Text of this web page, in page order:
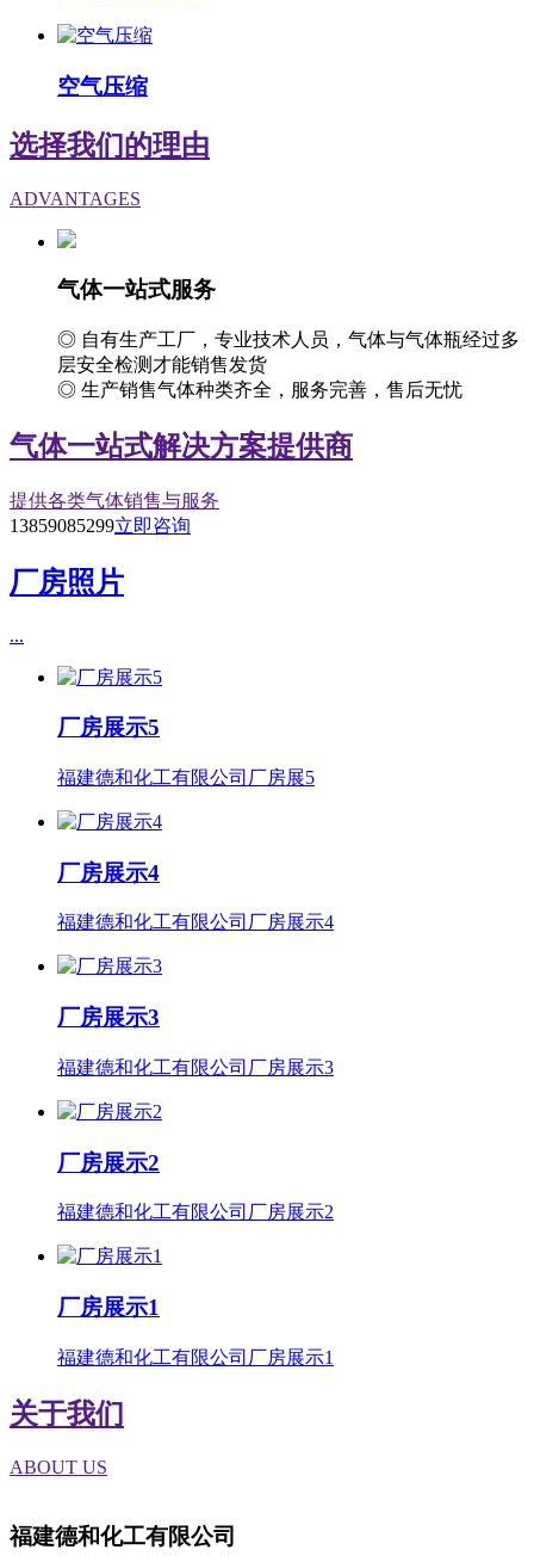
空气压缩
选择我们的理由
ADVANTAGES
气体一站式服务
◎ 自有生产工厂，专业技术人员，气体与气体瓶经过多
层安全检测才能销售发货
◎ 生产销售气体种类齐全，服务完善，售后无忧
气体一站式解决方案提供商
提供各类气体销售与服务
13859085299立即咨询
厂房照片
...
厂房展示5
福建德和化工有限公司厂房展5
厂房展示4
福建德和化工有限公司厂房展示4
厂房展示3
福建德和化工有限公司厂房展示3
厂房展示2
福建德和化工有限公司厂房展示2
厂房展示1
福建德和化工有限公司厂房展示1
关于我们
ABOUT US
福建德和化工有限公司